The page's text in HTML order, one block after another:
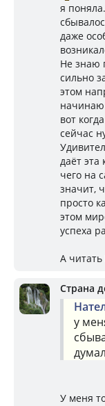
я
даже
Не знаю
сильно
этом
начинаю
вот
сейчас
даёт
чего на
значит,
просто
этом
успеха
А
Страна
у
У меня